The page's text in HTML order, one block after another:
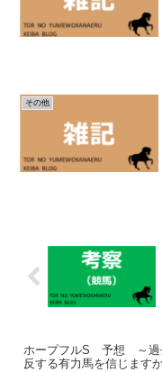
その他
ホープフルS 予想 ～過
反する有力馬を信じます